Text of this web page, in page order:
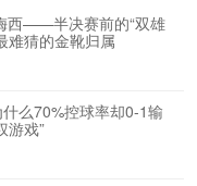
西——半决赛前的“双雄
难猜的金靴归属
么70%控球率却0-1输
游戏”